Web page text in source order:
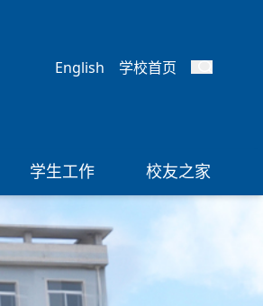
English 学校首页
学生工作 校友之家